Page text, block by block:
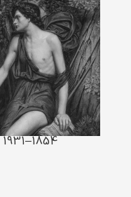
ونسان ون گوگ
1854–1931